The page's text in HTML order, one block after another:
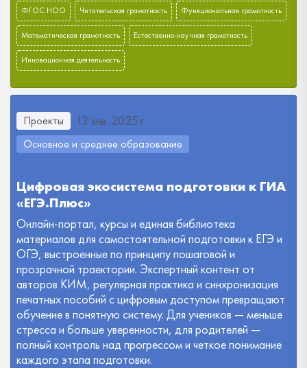
ФГОС НОО Читательская грамотность Функциональная грамотность
Математическая грамотность Естественно-научная грамотность
Инновационная деятельность
Проекты 13 янв. 2025 г.
Основное и среднее образование
Цифровая экосистема подготовки к ГИА
«ЕГЭ.Плюс»
Онлайн-портал, курсы и единая библиотека
материалов для самостоятельной подготовки к ЕГЭ и
ОГЭ, выстроенные по принципу пошаговой и
прозрачной траектории. Экспертный контент от
авторов КИМ, регулярная практика и синхронизация
печатных пособий с цифровым доступом превращают
обучение в понятную систему. Для учеников — меньше
стресса и больше уверенности, для родителей —
полный контроль над прогрессом и четкое понимание
каждого этапа подготовки.